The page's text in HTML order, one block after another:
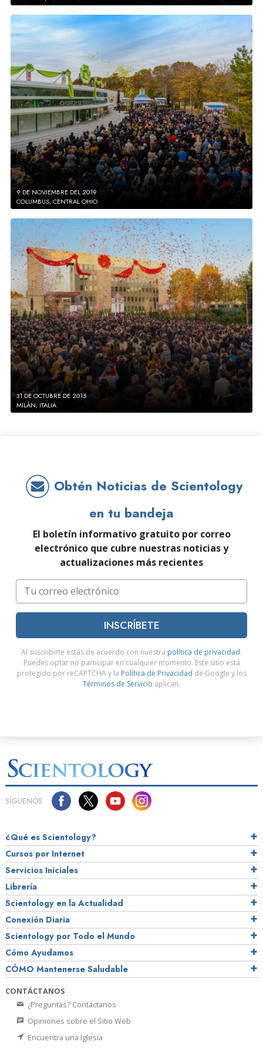
9 DE NOVIEMBRE DEL 2019
COLUMBUS, CENTRAL OHIO
31 DE OCTUBRE DE 2015
MILÁN, ITALIA
Obtén Noticias de Scientology
en tu bandeja
El boletín informativo gratuito por correo
electrónico que cubre nuestras noticias y
actualizaciones más recientes
INSCRÍBETE
Al suscribirte estás de acuerdo con nuestra política de privacidad.
Puedes optar no participar en cualquier momento. Este sitio está
protegido por reCAPTCHA y la Política de Privacidad de Google y los
Términos de Servicio aplican.
SÍGUENOS
¿Qué es Scientology?
Cursos por Internet
Servicios Iniciales
Librería
Scientology en la Actualidad
Conexión Diaria
Scientology por Todo el Mundo
Cómo Ayudamos
CÓMO Mantenerse Saludable
CONTÁCTANOS
¿Preguntas? Contáctanos
Opiniones sobre el Sitio Web
Encuentra una Iglesia